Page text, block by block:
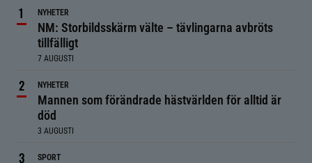
NYHETER
NM: Storbildsskärm välte – tävlingarna avbröts
tillfälligt
7 AUGUSTI
NYHETER
Mannen som förändrade hästvärlden för alltid är
död
3 AUGUSTI
SPORT